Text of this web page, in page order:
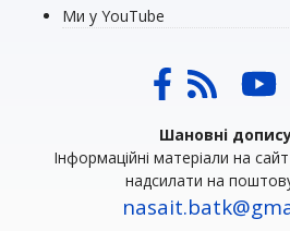
Ми у YouTube
Шановні
Інформаційні матеріали на
надсилати на